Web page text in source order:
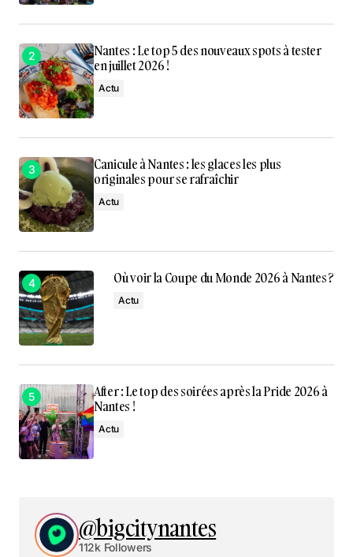
Nantes : Le top 5 des nouveaux spots à tester
en juillet 2026 !
Actu
Canicule à Nantes : les glaces les plus
originales pour se rafraîchir
Actu
Où voir la Coupe du Monde 2026 à Nantes ?
Actu
After : Le top des soirées après la Pride 2026 à
Nantes !
Actu
@bigcitynantes
112k Followers